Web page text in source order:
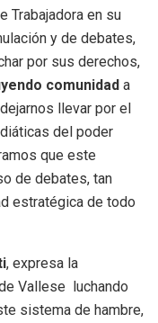
Trabajadora en su
y de debates,
por sus derechos,
comunidad a
llevar por el
del poder
que este
de debates, tan
estratégica de todo
, expresa la
Vallese luchando
sistema de hambre,